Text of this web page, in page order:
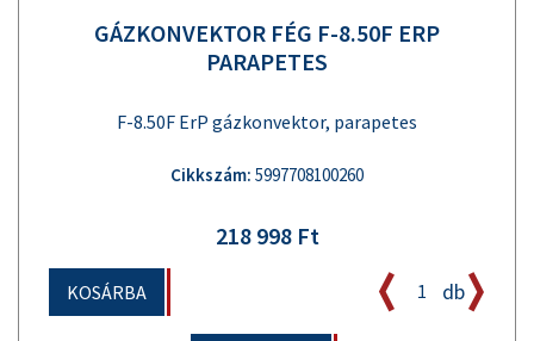
GÁZKONVEKTOR FÉG F-8.50F ERP
PARAPETES
F-8.50F ErP gázkonvektor, parapetes
Cikkszám: 5997708100260
218 998 Ft
KOSÁRBA db